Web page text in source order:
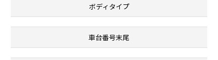
ボディタイプ
車台番号末尾